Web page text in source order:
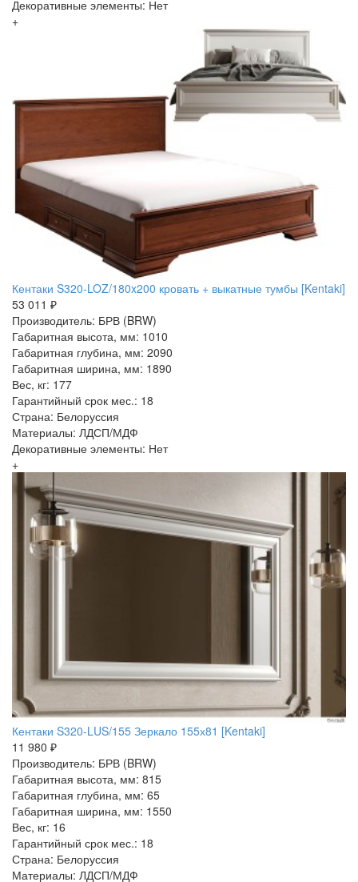
Декоративные элементы: Нет
+
Кентаки S320-LOZ/180x200 кровать + выкатные тумбы [Kentaki]
53 011 ₽
Производитель: БРВ (BRW)
Габаритная высота, мм: 1010
Габаритная глубина, мм: 2090
Габаритная ширина, мм: 1890
Вес, кг: 177
Гарантийный срок мес.: 18
Страна: Белоруссия
Материалы: ЛДСП/МДФ
Декоративные элементы: Нет
+
Кентаки S320-LUS/155 Зеркало 155х81 [Kentaki]
11 980 ₽
Производитель: БРВ (BRW)
Габаритная высота, мм: 815
Габаритная глубина, мм: 65
Габаритная ширина, мм: 1550
Вес, кг: 16
Гарантийный срок мес.: 18
Страна: Белоруссия
Материалы: ЛДСП/МДФ